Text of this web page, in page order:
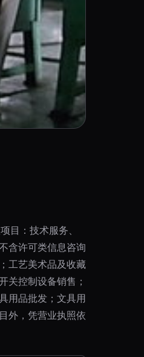
目：技术服务、
含许可类信息咨询
工艺美术品及收藏
关控制设备销售；
用品批发；文具用
外，凭营业执照依